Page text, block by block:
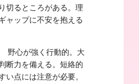
切るところがある。理
ャップに不安を抱える
心が強く行動的。大
断力を備える。短絡的
い点には注意が必要。